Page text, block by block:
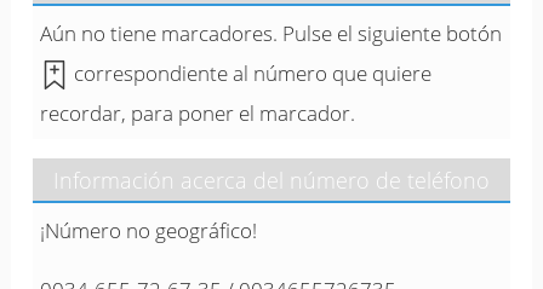
Aún no tiene marcadores. Pulse el siguiente botón
correspondiente al número que quiere
recordar, para poner el marcador.
Información acerca del número de teléfono
¡Número no geográfico!